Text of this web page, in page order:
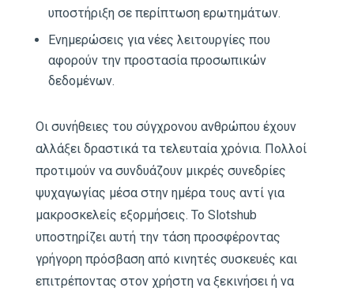
υποστήριξη σε περίπτωση ερωτημάτων.
Ενημερώσεις για νέες λειτουργίες που
αφορούν την προστασία προσωπικών
δεδομένων.
Οι συνήθειες του σύγχρονου ανθρώπου έχουν
αλλάξει δραστικά τα τελευταία χρόνια. Πολλοί
προτιμούν να συνδυάζουν μικρές συνεδρίες
ψυχαγωγίας μέσα στην ημέρα τους αντί για
μακροσκελείς εξορμήσεις. Το Slotshub
υποστηρίζει αυτή την τάση προσφέροντας
γρήγορη πρόσβαση από κινητές συσκευές και
επιτρέποντας στον χρήστη να ξεκινήσει ή να